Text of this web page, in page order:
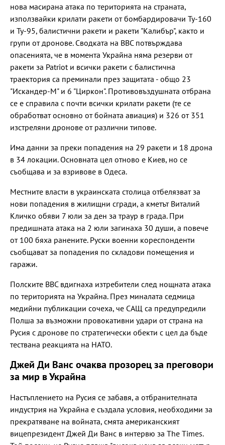
нова масирана атака по територията на страната,
използвайки крилати ракети от бомбардировачи Ту-160
и Ту-95, балистични ракети и ракети "Калибър", както и
групи от дронове. Сводката на ВВС потвърждава
опасенията, че в момента Украйна няма резерви от
ракети за Patriot и всички ракети с балистична
траектория са преминали през защитата - общо 23
"Искандер-М" и 6 "Циркон". Противовъздушната отбрана
се е справила с почти всички крилати ракети (те се
обработват основно от бойната авиация) и 326 от 351
изстреляни дронове от различни типове.
Има данни за преки попадения на 29 ракети и 18 дрона
в 34 локации. Основната цел отново е Киев, но се
съобщава и за взривове в Одеса.
Местните власти в украинската столица отбелязват за
нови попадения в жилищни сгради, а кметът Виталий
Кличко обяви 7 юли за ден за траур в града. При
предишната атака на 2 юли загинаха 30 души, а повече
от 100 бяха ранените. Руски военни кореспонденти
съобщават за попадения по складови помещения и
гаражи.
Полските ВВС вдигнаха изтребители след нощната атака
по територията на Украйна. През миналата седмица
медийни публикации сочеха, че САЩ са предупредили
Полша за възможни провокативни удари от страна на
Русия с дронове по стратегически обекти с цел да бъде
тествана реакцията на НАТО.
Джей Ди Ванс очаква прозорец за преговори
за мир в Украйна
Настъплението на Русия се забавя, а отбранителната
индустрия на Украйна е създала условия, необходими за
прекратяване на войната, смята американският
вицепрезидент Джей Ди Ванс в интервю за The Times.